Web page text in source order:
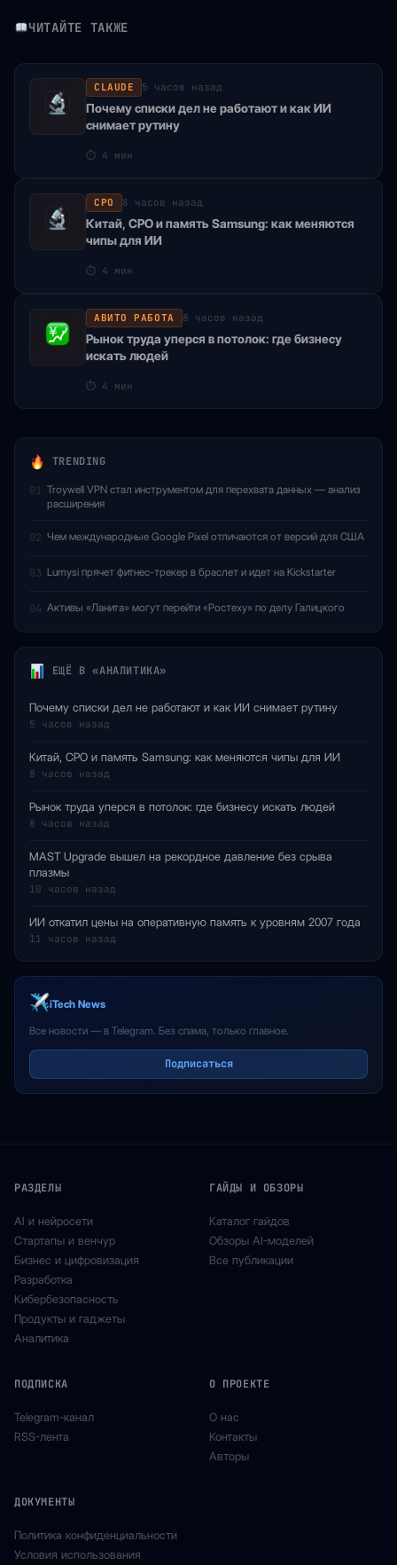
ЧИТАЙТЕ ТАКЖЕ
CLAUDE 5 часов назад
Почему списки дел не работают и как ИИ
снимает рутину
⏱ 4 мин
CPO 8 часов назад
Китай, CPO и память Samsung: как меняются
чипы для ИИ
⏱ 4 мин
АВИТО РАБОТА 8 часов назад
Рынок труда уперся в потолок: где бизнесу
искать людей
⏱ 4 мин
TRENDING
01 Troywell VPN стал инструментом для перехвата данных — анализ
расширения
02 Чем международные Google Pixel отличаются от версий для США
03 Lumysi прячет фитнес-трекер в браслет и идет на Kickstarter
04 Активы «Ланита» могут перейти «Ростеху» по делу Галицкого
ЕЩЁ В «АНАЛИТИКА»
Почему списки дел не работают и как ИИ снимает рутину
5 часов назад
Китай, CPO и память Samsung: как меняются чипы для ИИ
8 часов назад
Рынок труда уперся в потолок: где бизнесу искать людей
8 часов назад
MAST Upgrade вышел на рекордное давление без срыва
плазмы
10 часов назад
ИИ откатил цены на оперативную память к уровням 2007 года
11 часов назад
iTech News
Все новости — в Telegram. Без спама, только главное.
Подписаться
РАЗДЕЛЫ
AI и нейросети
Стартапы и венчур
Бизнес и цифровизация
Разработка
Кибербезопасность
Продукты и гаджеты
Аналитика
ГАЙДЫ И ОБЗОРЫ
Каталог гайдов
Обзоры AI-моделей
Все публикации
ПОДПИСКА
Telegram-канал
RSS-лента
О ПРОЕКТЕ
О нас
Контакты
Авторы
ДОКУМЕНТЫ
Политика конфиденциальности
Условия использования